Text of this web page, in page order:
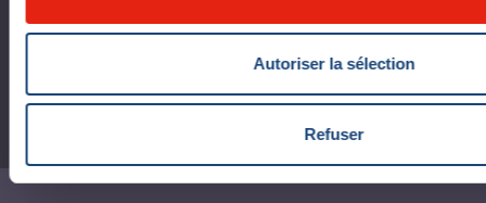
Autoriser la sélection
Refuser